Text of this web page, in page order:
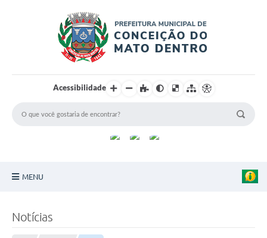
Acessibilidade
MENU
Notícias